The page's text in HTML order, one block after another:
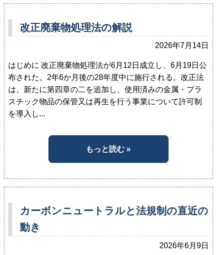
改正廃棄物処理法の解説
2026年7月14日
はじめに 改正廃棄物処理法が6月12日成立し、6月19日公
布された。2年6か月後の28年度中に施行される。改正法
は、新たに第四章の二を追加し、使用済みの金属・プラ
スチック物品の保管又は再生を行う事業について許可制
を導入し...
もっと読む »
カーボンニュートラルと法規制の直近の
動き
2026年6月9日